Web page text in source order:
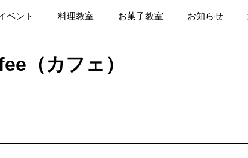
ベント 料理教室 お菓子教室 お知らせ
（カフェ）